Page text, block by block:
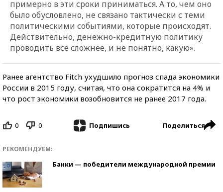
примерно в эти сроки приниматься. А то, чем оно
было обусловлено, не связано тактически с теми
политическими событиями, которые происходят.
Действительно, денежно-кредитную политику
проводить все сложнее, и не понятно, какую».
Ранее агентство Fitch ухудшило прогноз спада экономики
России в 2015 году, считая, что она сократится на 4% и
что рост экономики возобновится не ранее 2017 года.
0 0 Подпишись Поделиться
РЕКОМЕНДУЕМ:
Банки — победители международной премии